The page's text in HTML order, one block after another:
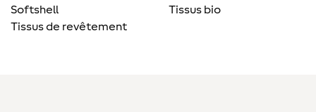
Softshell
Tissus de revêtement
Tissus bio